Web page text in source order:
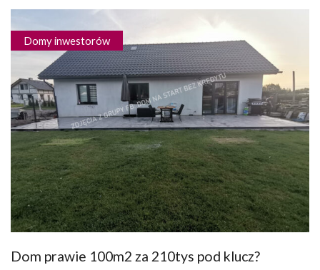
Domy inwestorów
Dom prawie 100m2 za 210tys pod klucz?